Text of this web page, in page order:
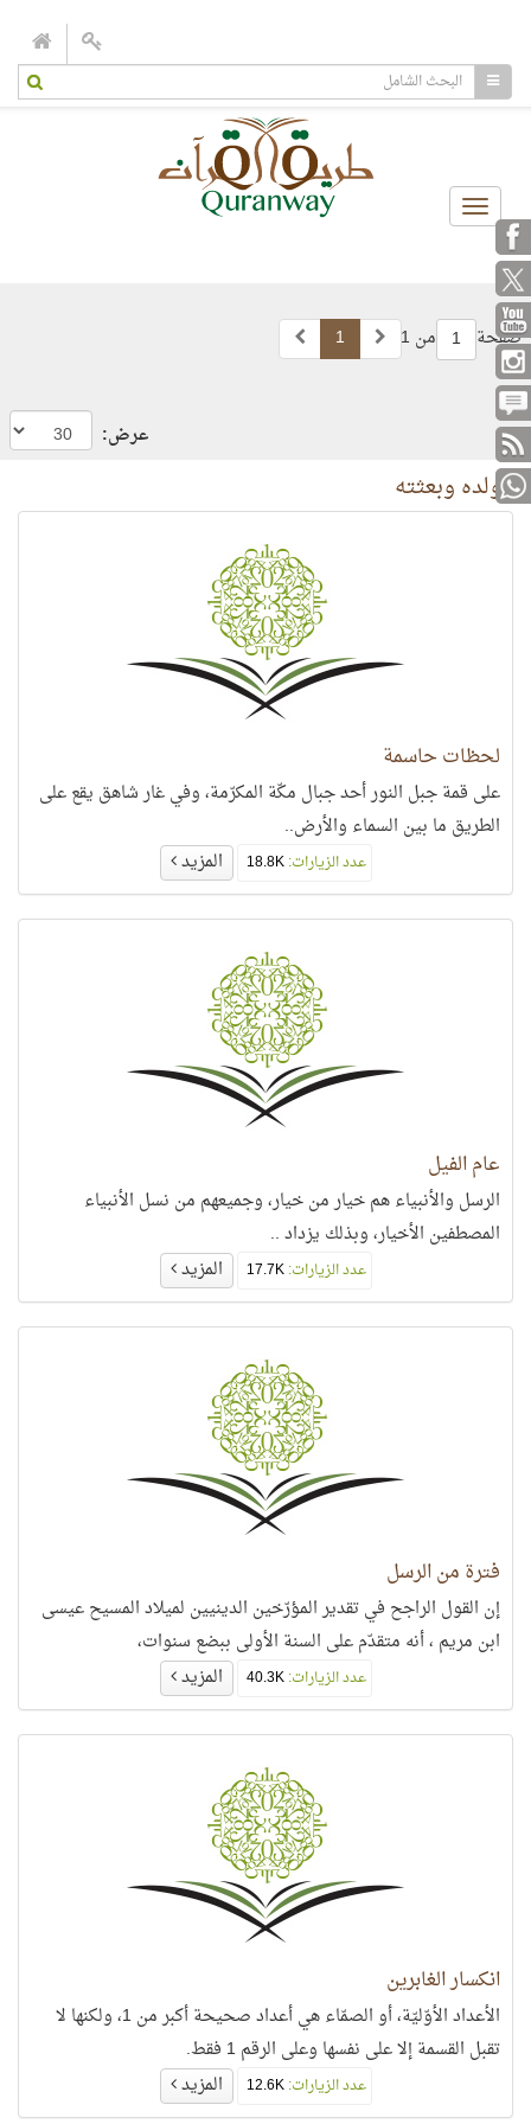
Toggle
navigation
صفحة 1 من 1 1
عرض:
مولده وبعثته
لحظات حاسمة
على قمة جبل النور أحد جبال مكّة المكرّمة، وفي غار شاهق يقع على
الطريق ما بين السماء والأرض..
عدد الزيارات:18.8K المزيد
عام الفيل
الرسل والأنبياء هم خيار من خيار، وجميعهم من نسل الأنبياء
المصطفين الأخيار، وبذلك يزداد ..
عدد الزيارات:17.7K المزيد
فترة من الرسل
إن القول الراجح في تقدير المؤرّخين الدينيين لميلاد المسيح عيسى
ابن مريم ، أنه متقدّم على السنة الأولى ببضع سنوات،
عدد الزيارات:40.3K المزيد
انكسار الغابرين
الأعداد الأوّليّة، أو الصمّاء هي أعداد صحيحة أكبر من 1، ولكنها لا
تقبل القسمة إلا على نفسها وعلى الرقم 1 فقط.
عدد الزيارات:12.6K المزيد